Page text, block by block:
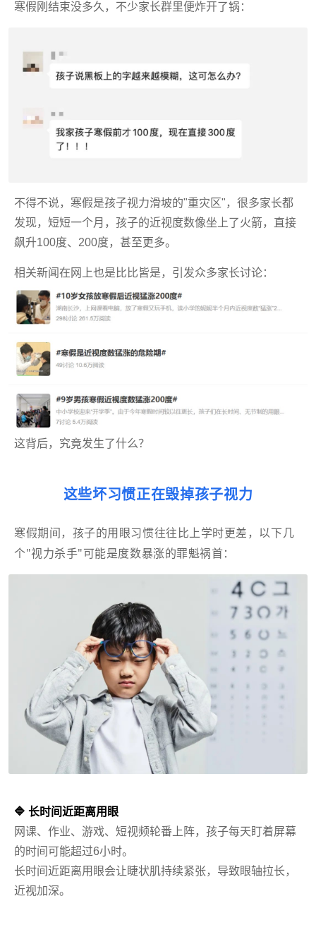
寒假刚结束没多久，不少家长群里便炸开了锅：
不得不说，寒假是孩子视力滑坡的"重灾区"，很多家长都
发现，短短一个月，孩子的近视度数像坐上了火箭，直接
飙升100度、200度，甚至更多。
相关新闻在网上也是比比皆是，引发众多家长讨论：
这背后，究竟发生了什么？
这些坏习惯正在毁掉孩子视力
寒假期间，孩子的用眼习惯往往比上学时更差，以下几
个"视力杀手"可能是度数暴涨的罪魁祸首：
🔷 长时间近距离用眼
网课、作业、游戏、短视频轮番上阵，孩子每天盯着屏幕
的时间可能超过6小时。
长时间近距离用眼会让睫状肌持续紧张，导致眼轴拉长，
近视加深。